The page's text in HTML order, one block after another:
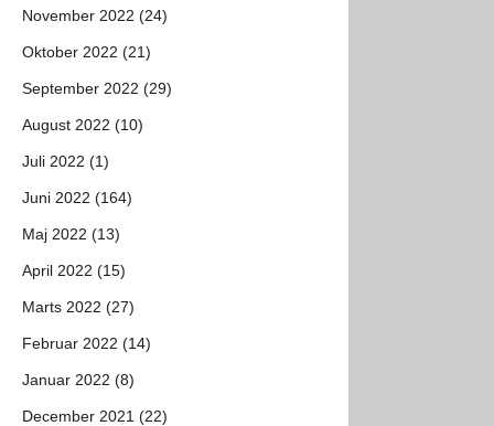
November 2022 (24)
Oktober 2022 (21)
September 2022 (29)
August 2022 (10)
Juli 2022 (1)
Juni 2022 (164)
Maj 2022 (13)
April 2022 (15)
Marts 2022 (27)
Februar 2022 (14)
Januar 2022 (8)
December 2021 (22)